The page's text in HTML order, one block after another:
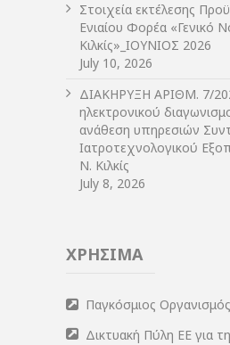
Στοιχεία εκτέλεσης
Ενιαίου Φορέα «Γενικό
Κιλκίς»_ΙΟΥΝΙΟΣ 2026
July 10, 2026
ΔIΑΚΗΡΥΞΗ ΑΡIΘΜ. 7/
ηλεκτρονικού
ανάθεση υπηρεσιών
Ιατροτεχνολογικού
Ν. Κιλκίς
July 8, 2026
ΧΡΗΣΙΜΑ
Παγκόσμιος
Δικτυακή Πύλη ΕΕ για